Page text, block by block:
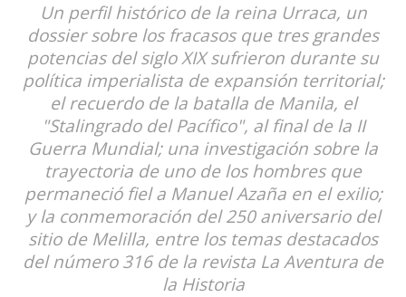
Un perfil histórico de la reina Urraca, un
dossier sobre los fracasos que tres grandes
potencias del siglo XIX sufrieron durante su
política imperialista de expansión territorial;
el recuerdo de la batalla de Manila, el
"Stalingrado del Pacífico", al final de la II
Guerra Mundial; una investigación sobre la
trayectoria de uno de los hombres que
permaneció fiel a Manuel Azaña en el exilio;
y la conmemoración del 250 aniversario del
sitio de Melilla, entre los temas destacados
del número 316 de la revista La Aventura de
la Historia